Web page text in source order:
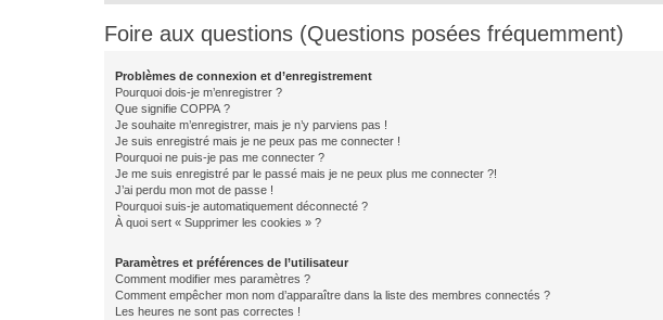
Foire aux questions (Questions posées fréquemment)
Problèmes de connexion et d’enregistrement
Pourquoi dois-je m’enregistrer ?
Que signifie COPPA ?
Je souhaite m’enregistrer, mais je n’y parviens pas !
Je suis enregistré mais je ne peux pas me connecter !
Pourquoi ne puis-je pas me connecter ?
Je me suis enregistré par le passé mais je ne peux plus me connecter ?!
J’ai perdu mon mot de passe !
Pourquoi suis-je automatiquement déconnecté ?
À quoi sert « Supprimer les cookies » ?
Paramètres et préférences de l’utilisateur
Comment modifier mes paramètres ?
Comment empêcher mon nom d’apparaître dans la liste des membres connectés ?
Les heures ne sont pas correctes !